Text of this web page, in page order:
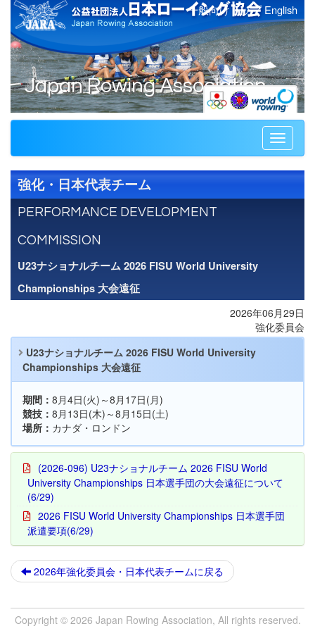
Japan Rowing Association
一般向けトップ English
Toggle
強化・日本代表チーム
PERFORMANCE DEVELOPMENT
COMMISSION
U23ナショナルチーム 2026 FISU World University
Championships 大会遠征
2026年06月29日
強化委員会
U23ナショナルチーム 2026 FISU World University
Championships 大会遠征
期間： 8月4日(火)～8月17日(月)
競技： 8月13日(木)～8月15日(土)
場所： カナダ・ロンドン
(2026-096) U23ナショナルチーム 2026 FISU World
University Championships 日本選手団の大会遠征について
(6/29)
2026 FISU World University Championships 日本選手団
派遣要項(6/29)
2026年強化委員会・日本代表チームに戻る
Copyright © 2026 Japan Rowing Association, All rights reserved.